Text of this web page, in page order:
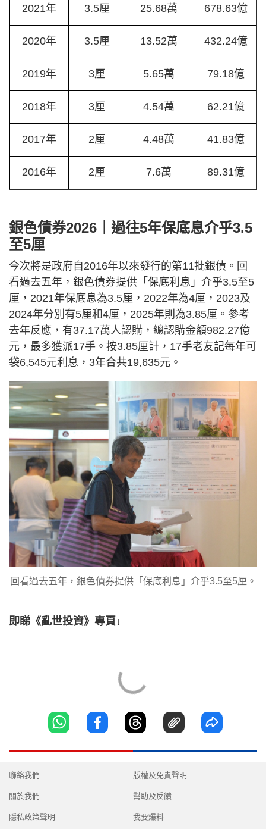
2021年 3.5厘 25.68萬 678.63億
2020年 3.5厘 13.52萬 432.24億
2019年 3厘 5.65萬 79.18億
2018年 3厘 4.54萬 62.21億
2017年 2厘 4.48萬 41.83億
2016年 2厘 7.6萬 89.31億
銀色債券2026｜過往5年保底息介乎3.5
至5厘
今次將是政府自2016年以來發行的第11批銀債。回
看過去五年，銀色債券提供「保底利息」介乎3.5至5
厘，2021年保底息為3.5厘，2022年為4厘，2023及
2024年分別有5厘和4厘，2025年則為3.85厘。參考
去年反應，有37.17萬人認購，總認購金額982.27億
元，最多獲派17手。按3.85厘計，17手老友記每年可
袋6,545元利息，3年合共19,635元。
回看過去五年，銀色債券提供「保底利息」介乎3.5至5厘。
即睇《亂世投資》專頁↓
聯絡我們
關於我們
隱私政策聲明
版權及免責聲明
幫助及反饋
我要爆料